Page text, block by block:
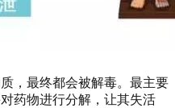
，最终都会被解毒。最主要
药物进行分解，让其失活